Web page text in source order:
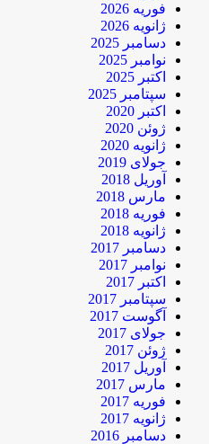
فوریه 2026
ژانویه 2026
دسامبر 2025
نوامبر 2025
اکتبر 2025
سپتامبر 2025
اکتبر 2020
ژوئن 2020
ژانویه 2020
جولای 2019
آوریل 2018
مارس 2018
فوریه 2018
ژانویه 2018
دسامبر 2017
نوامبر 2017
اکتبر 2017
سپتامبر 2017
آگوست 2017
جولای 2017
ژوئن 2017
آوریل 2017
مارس 2017
فوریه 2017
ژانویه 2017
دسامبر 2016